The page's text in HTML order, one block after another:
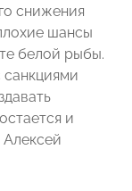
снижения
шансы
белой рыбы.
санкциями
и
Алексей